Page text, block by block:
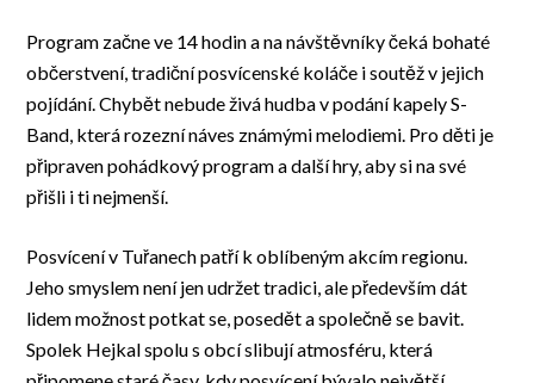
Program začne ve 14 hodin a na návštěvníky čeká bohaté
občerstvení, tradiční posvícenské koláče i soutěž v jejich
pojídání. Chybět nebude živá hudba v podání kapely S-
Band, která rozezní náves známými melodiemi. Pro děti je
připraven pohádkový program a další hry, aby si na své
přišli i ti nejmenší.
Posvícení v Tuřanech patří k oblíbeným akcím regionu.
Jeho smyslem není jen udržet tradici, ale především dát
lidem možnost potkat se, posedět a společně se bavit.
Spolek Hejkal spolu s obcí slibují atmosféru, která